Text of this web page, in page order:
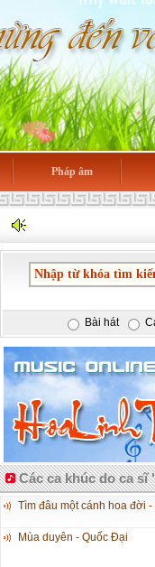
Pháp âm
Bài hát
Các ca khúc do ca
Tìm đâu một cánh hoa đời
Mùa duyên - Quốc Đại